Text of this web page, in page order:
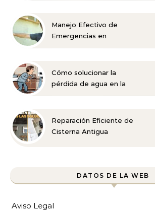
Manejo Efectivo de
Emergencias en
Cómo solucionar la
pérdida de agua en la
Reparación Eficiente de
Cisterna Antigua
DATOS DE LA WEB
Aviso Legal